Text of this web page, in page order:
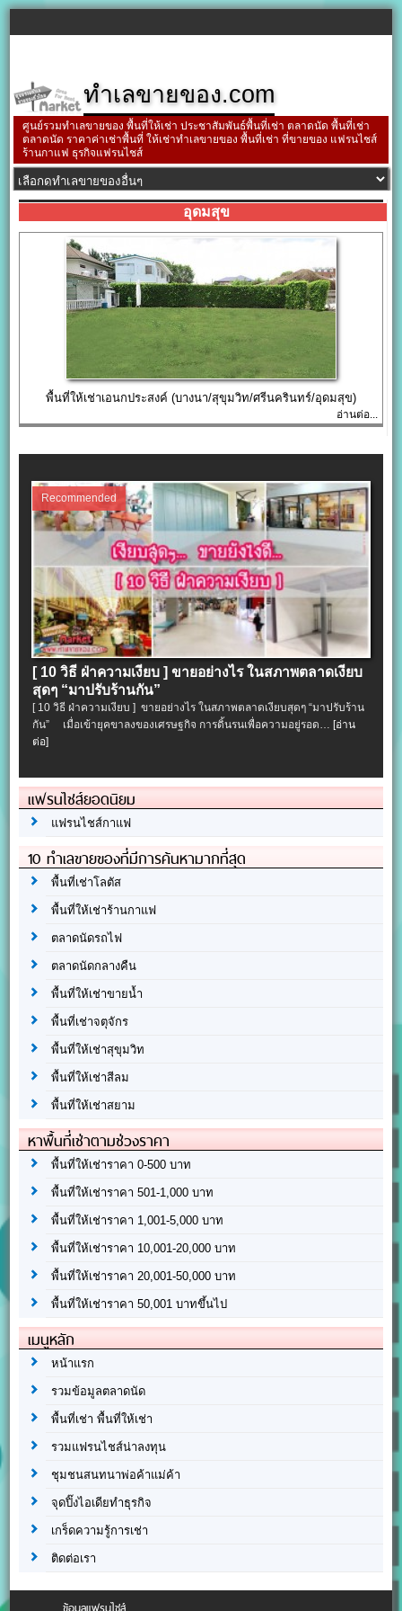
ทำเลขายของ.com
ศูนย์รวมทำเลขายของ พื้นที่ให้เช่า ประชาสัมพันธ์พื้นที่เช่า ตลาดนัด พื้นที่เช่า
ตลาดนัด ราคาค่าเช่าพื้นที่ ให้เช่าทำเลขายของ พื้นที่เช่า ที่ขายของ แฟรนไชส์
ร้านกาแฟ ธุรกิจแฟรนไชส์
อุดมสุข
พื้นที่ให้เช่าเอนกประสงค์ (บางนา/สุขุมวิท/ศรีนครินทร์/อุดมสุข)
อ่านต่อ...
Recommended
[ 10 วิธี ฝ่าความเงียบ ] ขายอย่างไร ในสภาพตลาดเงียบ
สุดๆ “มาปรับร้านกัน”
[ 10 วิธี ฝ่าความเงียบ ] ขายอย่างไร ในสภาพตลาดเงียบสุดๆ “มาปรับร้าน
กัน” เมื่อเข้ายุคขาลงของเศรษฐกิจ การดิ้นรนเพื่อความอยู่รอด… [อ่าน
ต่อ]
แฟรนไชส์ยอดนิยม
แฟรนไชส์กาแฟ
10 ทำเลขายของที่มีการค้นหามากที่สุด
พื้นที่เช่าโลตัส
พื้นที่ให้เช่าร้านกาแฟ
ตลาดนัดรถไฟ
ตลาดนัดกลางคืน
พื้นที่ให้เช่าขายน้ำ
พื้นที่เช่าจตุจักร
พื้นที่ให้เช่าสุขุมวิท
พื้นที่ให้เช่าสีลม
พื้นที่ให้เช่าสยาม
หาพื้นที่เช่าตามช่วงราคา
พื้นที่ให้เช่าราคา 0-500 บาท
พื้นที่ให้เช่าราคา 501-1,000 บาท
พื้นที่ให้เช่าราคา 1,001-5,000 บาท
พื้นที่ให้เช่าราคา 10,001-20,000 บาท
พื้นที่ให้เช่าราคา 20,001-50,000 บาท
พื้นที่ให้เช่าราคา 50,001 บาทขึ้นไป
เมนูหลัก
หน้าแรก
รวมข้อมูลตลาดนัด
พื้นที่เช่า พื้นที่ให้เช่า
รวมแฟรนไชส์น่าลงทุน
ชุมชนสนทนาพ่อค้าแม่ค้า
จุดปิ๊งไอเดียทำธุรกิจ
เกร็ดความรู้การเช่า
ติดต่อเรา